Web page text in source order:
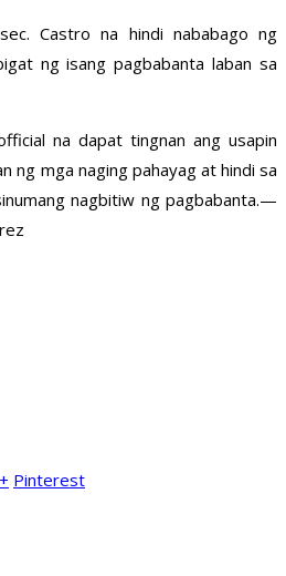
Castro na hindi nababago ng
ng isang pagbabanta laban sa
na dapat tingnan ang usapin
ng mga naging pahayag at hindi sa
nagbitiw ng pagbabanta.—
Pinterest